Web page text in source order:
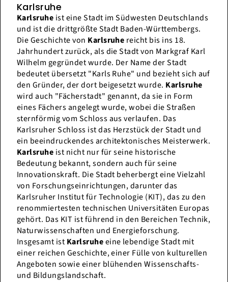
Karlsruhe
Karlsruhe ist eine Stadt im Südwesten Deutschlands
und ist die drittgrößte Stadt Baden-Württembergs.
Die Geschichte von Karlsruhe reicht bis ins 18.
Jahrhundert zurück, als die Stadt von Markgraf Karl
Wilhelm gegründet wurde. Der Name der Stadt
bedeutet übersetzt "Karls Ruhe" und bezieht sich auf
den Gründer, der dort beigesetzt wurde. Karlsruhe
wird auch "Fächerstadt" genannt, da sie in Form
eines Fächers angelegt wurde, wobei die Straßen
sternförmig vom Schloss aus verlaufen. Das
Karlsruher Schloss ist das Herzstück der Stadt und
ein beeindruckendes architektonisches Meisterwerk.
Karlsruhe ist nicht nur für seine historische
Bedeutung bekannt, sondern auch für seine
Innovationskraft. Die Stadt beherbergt eine Vielzahl
von Forschungseinrichtungen, darunter das
Karlsruher Institut für Technologie (KIT), das zu den
renommiertesten technischen Universitäten Europas
gehört. Das KIT ist führend in den Bereichen Technik,
Naturwissenschaften und Energieforschung.
Insgesamt ist Karlsruheeine lebendige Stadt mit
einer reichen Geschichte, einer Fülle von kulturellen
Angeboten sowie einer blühenden Wissenschafts-
und Bildungslandschaft.